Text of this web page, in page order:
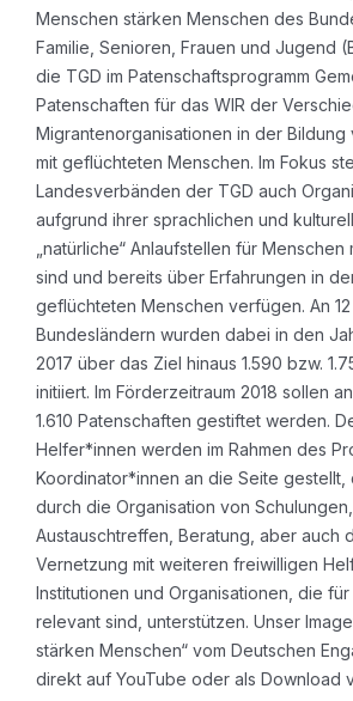
Menschen stärken Menschen des
Familie, Senioren, Frauen und Jugend
die TGD im Patenschaftsprogramm
Patenschaften für das WIR der
Migrantenorganisationen in der Bildung
mit geflüchteten Menschen. Im Fokus
Landesverbänden der TGD auch
aufgrund ihrer sprachlichen und
„natürliche“ Anlaufstellen für
sind und bereits über Erfahrungen in
geflüchteten Menschen verfügen. An
Bundesländern wurden dabei in den
2017 über das Ziel hinaus 1.590 bzw.
initiiert. Im Förderzeitraum 2018 sollen
1.610 Patenschaften gestiftet werden.
Helfer*innen werden im Rahmen des
Koordinator*innen an die Seite gestellt,
durch die Organisation von
Austauschtreffen, Beratung, aber auch
Vernetzung mit weiteren freiwilligen
Institutionen und Organisationen, die
relevant sind, unterstützen. Unser
stärken Menschen“ vom Deutschen
direkt auf YouTube oder als Download